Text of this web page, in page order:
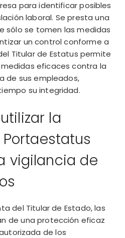
para identificar posibles
laboral. Se presta una
sólo se tomen las medidas
un control conforme a
Titular de Estatus permite
eficaces contra la
de sus empleados,
su integridad.
la
vigilancia de
del Titular de Estado, las
de una protección eficaz
de los